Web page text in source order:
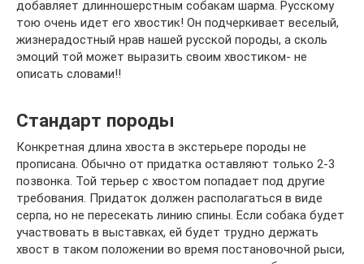
добавляет длинношерстным собакам шарма. Русскому
тою очень идет его хвостик! Он подчеркивает веселый,
жизнерадостный нрав нашей русской породы, а сколь
эмоций той может выразить своим хвостиком- не
описать словами!!
Стандарт породы
Конкретная длина хвоста в экстерьере породы не
прописана. Обычно от придатка оставляют только 2-3
позвонка. Той терьер с хвостом попадает под другие
требования. Придаток должен располагаться в виде
серпа, но не пересекать линию спины. Если собака будет
участвовать в выставках, ей будет трудно держать
хвост в таком положении во время постановочной рыси,